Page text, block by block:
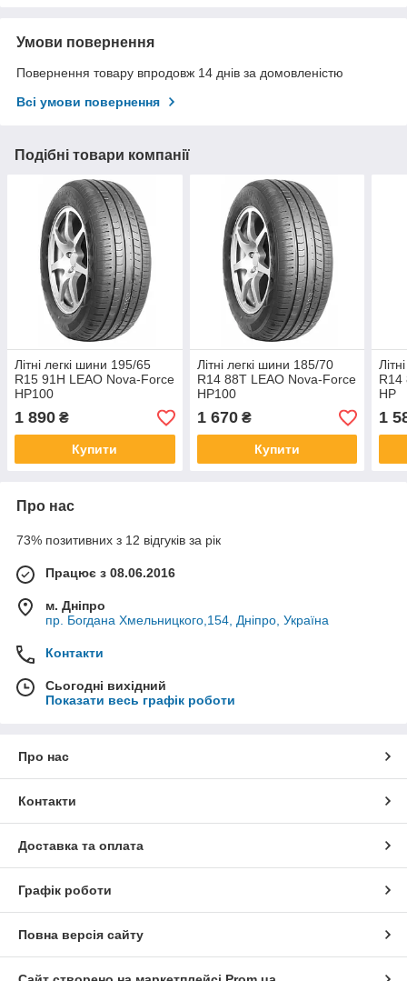
Умови повернення
Повернення товару впродовж 14 днів за домовленістю
Всі умови повернення
Подібні товари компанії
Літні легкі шини 195/65
R15 91H LEAO Nova-Force
HP100
1 890 ₴
Купити
Літні легкі шини 185/70
R14 88T LEAO Nova-Force
HP100
1 670₴
Купити
R14
HP
1
Про нас
73% позитивних з 12 відгуків за рік
Працює з 08.06.2016
м. Дніпро
пр. Богдана Хмельницкого,154, Дніпро, Україна
Контакти
Сьогодні вихідний
Показати весь графік роботи
Про нас
Контакти
Доставка та оплата
Графік роботи
Повна версія сайту